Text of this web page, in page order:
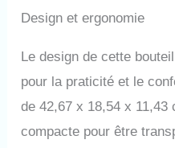
Design et ergonomie
Le design de cette
pour la praticité et le
de 42,67 x 18,54 x
compacte pour être